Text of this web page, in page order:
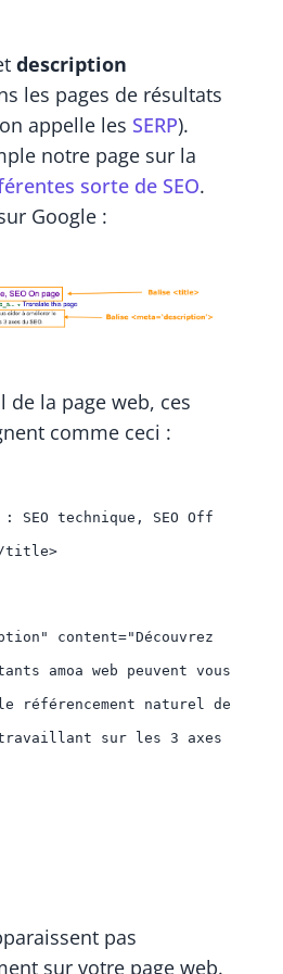
description
les pages de résultats
appelle les SERP).
notre page sur la
sorte de SEO.
Google :
de la page web, ces
comme ceci :
SEO technique, SEO Off
title>
" content="Découvrez
amoa web peuvent vous
référencement naturel de
sur les 3 axes
pas
sur votre page web.